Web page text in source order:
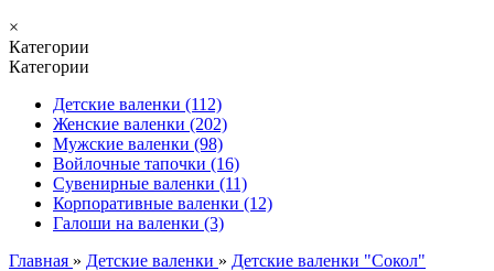
×
Категории
Категории
Детские валенки (112)
Женские валенки (202)
Мужские валенки (98)
Войлочные тапочки (16)
Сувенирные валенки (11)
Корпоративные валенки (12)
Галоши на валенки (3)
Главная » Детские валенки » Детские валенки "Сокол"